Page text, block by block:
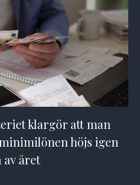
klargör att man
höjs igen
året